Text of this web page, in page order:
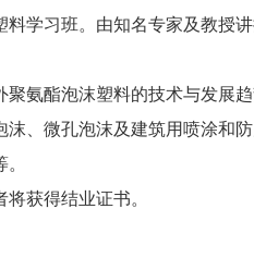
料学习班。由知名专家及教授
酯泡沫塑料的技术与发展趋
沫、微孔泡沫及建筑用喷涂和
获得结业证书。